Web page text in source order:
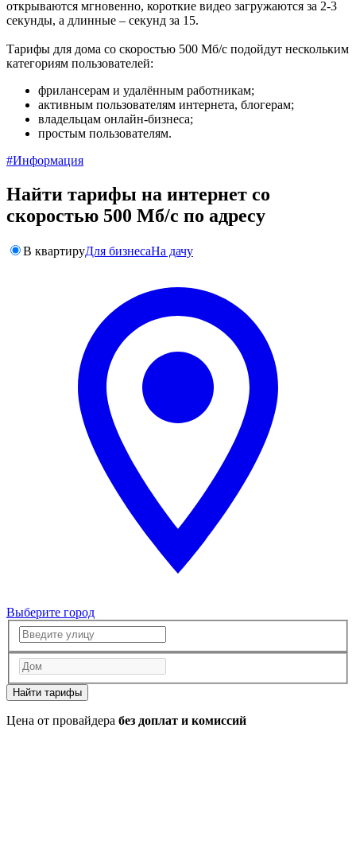
открываются мгновенно, короткие видео загружаются за 2-3
секунды, а длинные – секунд за 15.
Тарифы для дома со скоростью 500 Мб/с подойдут нескольким
категориям пользователей:
фрилансерам и удалённым работникам;
активным пользователям интернета, блогерам;
владельцам онлайн-бизнеса;
простым пользователям.
#Информация
Найти тарифы на интернет со
скоростью 500 Мб/с по адресу
В квартируДля бизнесаНа дачу
Выберите город
Найти тарифы
Цена от провайдера без доплат и комиссий